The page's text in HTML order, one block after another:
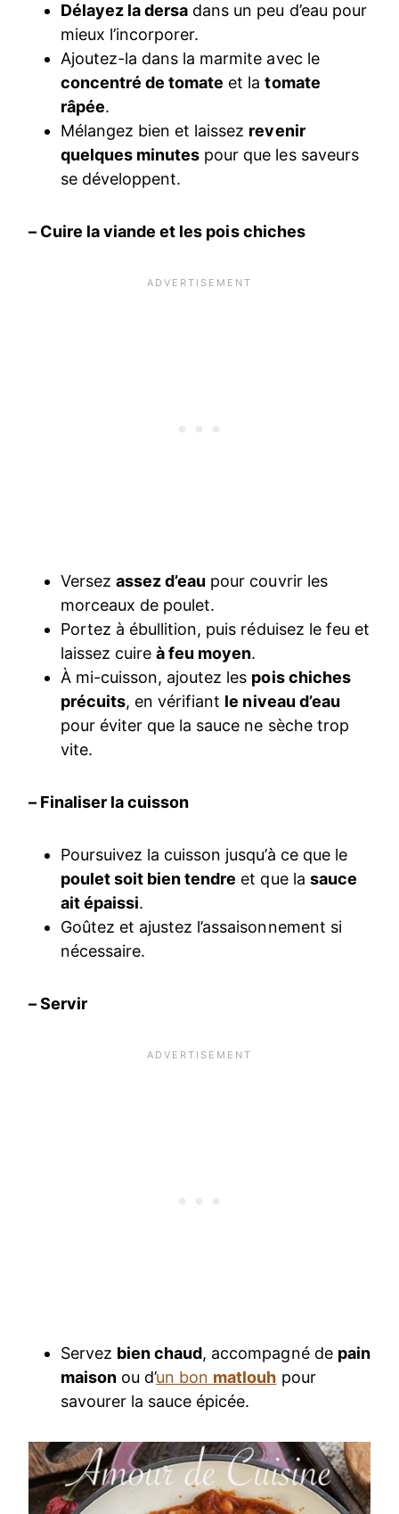
Délayez la dersa dans un peu d’eau pour
mieux l’incorporer.
Ajoutez-la dans la marmite avec le
concentré de tomate et latomate
râpée.
Mélangez bien et laissez revenir
quelques minutes pour que les saveurs
se développent.
– Cuire la viande et les pois chiches
Versezassez d’eau pour couvrir les
morceaux de poulet.
Portez à ébullition, puis réduisez le feu et
laissez cuireà feu moyen.
À mi-cuisson, ajoutez les pois chiches
précuits, en vérifiant le niveau d’eau
pour éviter que la sauce ne sèche trop
vite.
– Finaliser la cuisson
Poursuivez la cuisson jusqu’à ce que le
poulet soit bien tendre et que la sauce
ait épaissi.
Goûtez et ajustez l’assaisonnement si
nécessaire.
– Servir
Servez bien chaud, accompagné de pain
maison ou d’un bon matlouh pour
savourer la sauce épicée.